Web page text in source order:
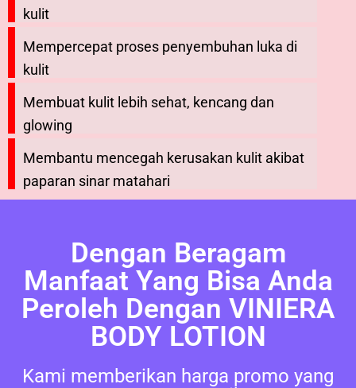
kulit
Mempercepat proses penyembuhan luka di
kulit
Membuat kulit lebih sehat, kencang dan
glowing
Membantu mencegah kerusakan kulit akibat
paparan sinar matahari
Dengan Beragam
Manfaat Yang Bisa Anda
Peroleh Dengan VINIERA
BODY LOTION
Kami memberikan harga promo yang